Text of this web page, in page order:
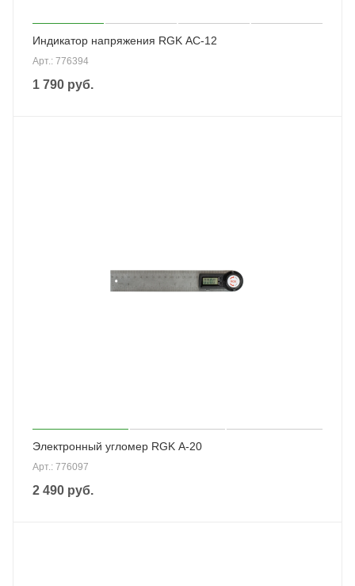
Индикатор напряжения RGK AC-12
Арт.: 776394
1 790 руб.
Электронный угломер RGK A-20
Арт.: 776097
2 490 руб.